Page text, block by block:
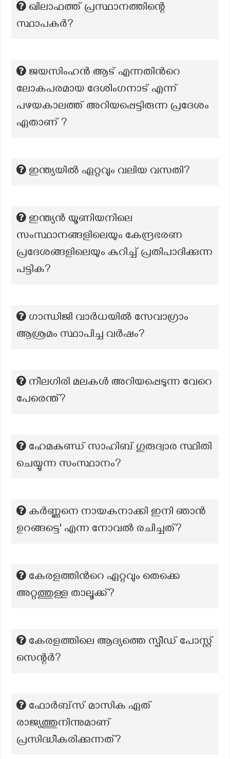
ഖിലാഫത്ത് പ്രസ്ഥാനത്തിന്റെ
സ്ഥാപകർ?
ജയസിംഹൻ ആട് എന്നതിൻറെ
ലോകപരമായ ദേശിംഗനാട് എന്ന്
പഴയകാലത്ത് അറിയപ്പെട്ടിരുന്ന പ്രദേശം
ഏതാണ് ?
ഇന്ത്യയിൽ ഏറ്റവും വലിയ വസതി?
ഇന്ത്യൻ യൂണിയനിലെ
സംസ്ഥാനങ്ങളിലെയും കേന്ദ്രഭരണ
പ്രദേശങ്ങളിലെയും കുറിച്ച് പ്രതിപാദിക്കുന്ന
പട്ടിക?
ഗാന്ധിജി വാർധയിൽ സേവാഗ്രാം
ആശ്രമം സ്ഥാപിച്ച വർഷം?
നീലഗിരി മലകള്‍ അറിയപ്പെടുന്ന വേറെ
പേരെന്ത്?
ഹേമകുണ്ഡ് സാഹിബ് ഗുരുദ്വാര സ്ഥിതി
ചെയ്യുന്ന സംസ്ഥാനം?
കര്‍ണ്ണനെ നായകനാക്കി ഇനി ഞാൻ
ഉറങ്ങട്ടെ' എന്ന നോവൽ രചിച്ചത്?
കേരളത്തിന്‍റെ ഏറ്റവും തെക്കെ
അറ്റത്തുള്ള താലൂക്ക്?
കേരളത്തിലെ ആദ്യത്തെ സ്പീഡ് പോസ്റ്റ്
സെന്റർ?
ഫോർബ്‌സ് മാസിക ഏത്
രാജ്യത്തുനിന്നുമാണ്
പ്രസിദ്ധീകരിക്കുന്നത്?